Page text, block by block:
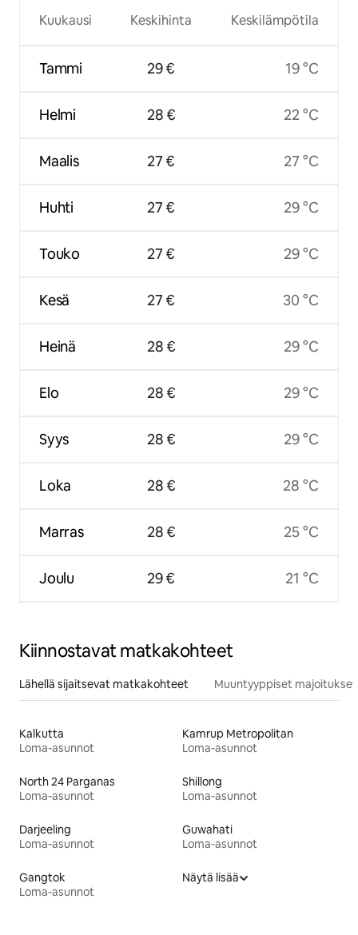
Kuukausi
Tammi
Helmi
Maalis
Huhti
Touko
Kesä
Heinä
Elo
Syys
Loka
Marras
Joulu
Keskihinta
29 €
28 €
27 €
27 €
27 €
27 €
28 €
28 €
28 €
28 €
28 €
29 €
Keskilämpötila
19 °C
22 °C
27 °C
29 °C
29 °C
30 °C
29 °C
29 °C
29 °C
28 °C
25 °C
21 °C
Kiinnostavat matkakohteet
Lähellä sijaitsevat matkakohteet Muuntyyppiset majoitukset
Kalkutta
Loma-asunnot
Kamrup Metropolitan
Loma-asunnot
North 24 Parganas
Loma-asunnot
Shillong
Loma-asunnot
Darjeeling
Loma-asunnot
Guwahati
Loma-asunnot
Gangtok
Loma-asunnot
Näytä lisää